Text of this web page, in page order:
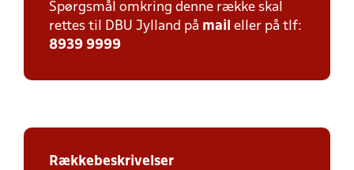
Spørgsmål omkring denne række skal
rettes til DBU Jylland på mail eller på tlf:
8939 9999
Rækkebeskrivelser